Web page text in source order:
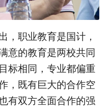
，职业教育是国计，
意的教育是两校共同
标相同，专业都偏重
，既有巨大的合作空
有双方全面合作的强